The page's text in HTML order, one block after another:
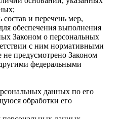
и перечень мер,
обеспечения выполнения
Законом о персональных
с ним нормативными
предусмотрено Законом
федеральными
данных по его
обработки его